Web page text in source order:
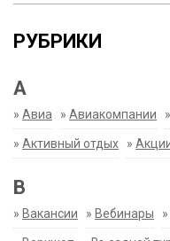
РУБРИКИ
А
» Авиа » Авиакомпании »
» Активный отдых »
В
» Вакансии » Вебинары »